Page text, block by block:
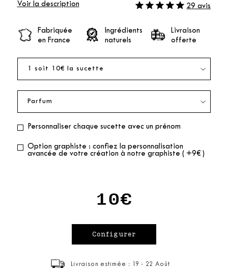
Voir la description 29 avis
Fabriquée
en France
Ingrédients
naturels
Livraison
offerte
Personnaliser chaque sucette avec un prénom
Option graphiste : confiez la personnalisation
avancée de votre création à notre graphiste ( +9€ )
10€
Livraison estimée : 19 - 22 Août